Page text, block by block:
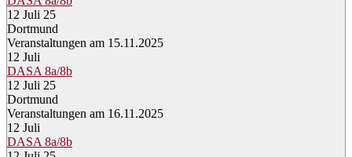
12 Juli 25
Dortmund
Veranstaltungen am 15.11.2025
12 Juli
DASA 8a/8b
12 Juli 25
Dortmund
Veranstaltungen am 16.11.2025
12 Juli
DASA 8a/8b